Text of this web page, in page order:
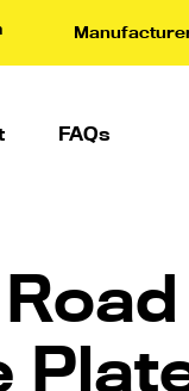
FAQs